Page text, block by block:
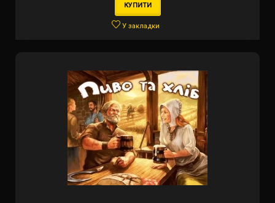
КУПИТИ
У закладки